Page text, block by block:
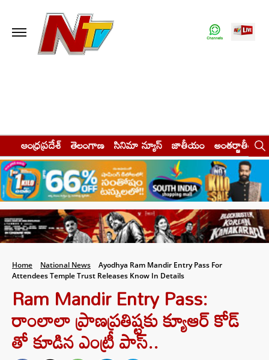
ఆంధ్రప్రదేశ్ తెలంగాణ సినిమా న్యూస్ జాతీయం అంతర్జాతీయం
Home National News
Ayodhya Ram Mandir Entry Pass For
Attendees Temple Trust Releases Know In Details
Ram Mandir Entry Pass:
రాంలాలా ప్రాణప్రతిష్టకు క్యూఆర్ కోడ్
తో కూడిన ఎంట్రీ పాస్..